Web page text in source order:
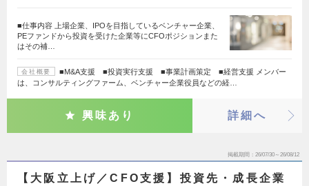
■仕事内容 上場企業、IPOを目指しているベンチャー企業、
PEファンドから投資を受けた企業等にCFOポジションまた
はその補…
会社概要
■M&A支援 ■投資実行支援 ■事業計画策定 ■経営支援 メンバー
は、コンサルティングファーム、ベンチャー企業役員などの経…
興味あり 詳細へ
掲載期間 26/07/30～26/08/12
【大阪立上げ／CFO支援】投資先・成長企業